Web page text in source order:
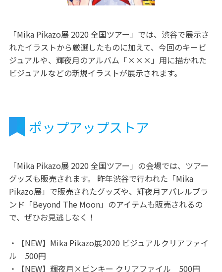
「Mika Pikazo展 2020 全国ツアー」では、渋谷で展示さ
れたイラストから厳選したものに加えて、今回のキービ
ジュアルや、輝夜月のアルバム「×××」用に描かれた
ビジュアルなどの新規イラストが展示されます。
ポップアップストア
「Mika Pikazo展 2020 全国ツアー」の会場では、ツアー
グッズも販売されます。 昨年渋谷で行われた「Mika
Pikazo展」で販売されたグッズや、輝夜月アパレルブラ
ンド「Beyond The Moon」のアイテムも販売されるの
で、ぜひお見逃しなく！
・【NEW】Mika Pikazo展2020 ビジュアルクリアファイ
ル 500円
・【NEW】輝夜月×ピンキー クリアファイル 500円